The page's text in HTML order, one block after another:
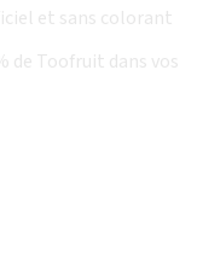
et sans colorant
de Toofruit dans vos